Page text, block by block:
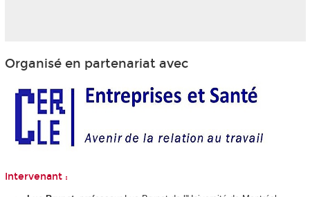
Organisé en partenariat avec
Intervenant :